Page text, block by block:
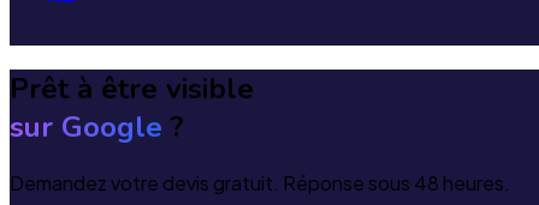
Prêt à être visible
sur Google ?
Demandez votre devis gratuit. Réponse sous 48 heures.